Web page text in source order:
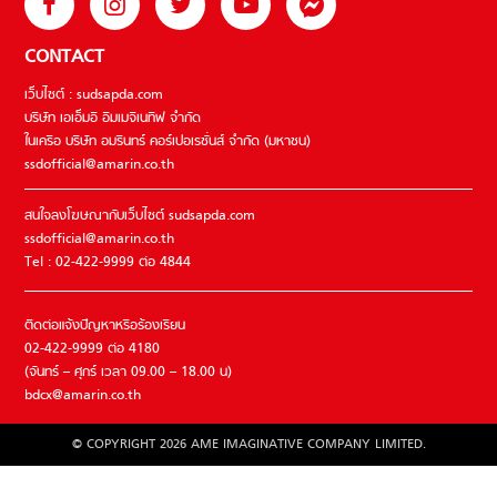
CONTACT
เว็บไซต์ : sudsapda.com
บริษัท เอเอ็มอี อิมเมจิเนทีฟ จำกัด
ในเครือ บริษัท อมรินทร์ คอร์เปอเรชั่นส์ จำกัด (มหาชน)
ssdofficial@amarin.co.th
สนใจลงโฆษณากับเว็บไซต์ sudsapda.com
ssdofficial@amarin.co.th
Tel : 02-422-9999 ต่อ 4844
ติดต่อแจ้งปัญหาหรือร้องเรียน
02-422-9999 ต่อ 4180
(จันทร์ – ศุกร์ เวลา 09.00 – 18.00 น)
bdcx@amarin.co.th
© COPYRIGHT 2026 AME IMAGINATIVE COMPANY LIMITED.